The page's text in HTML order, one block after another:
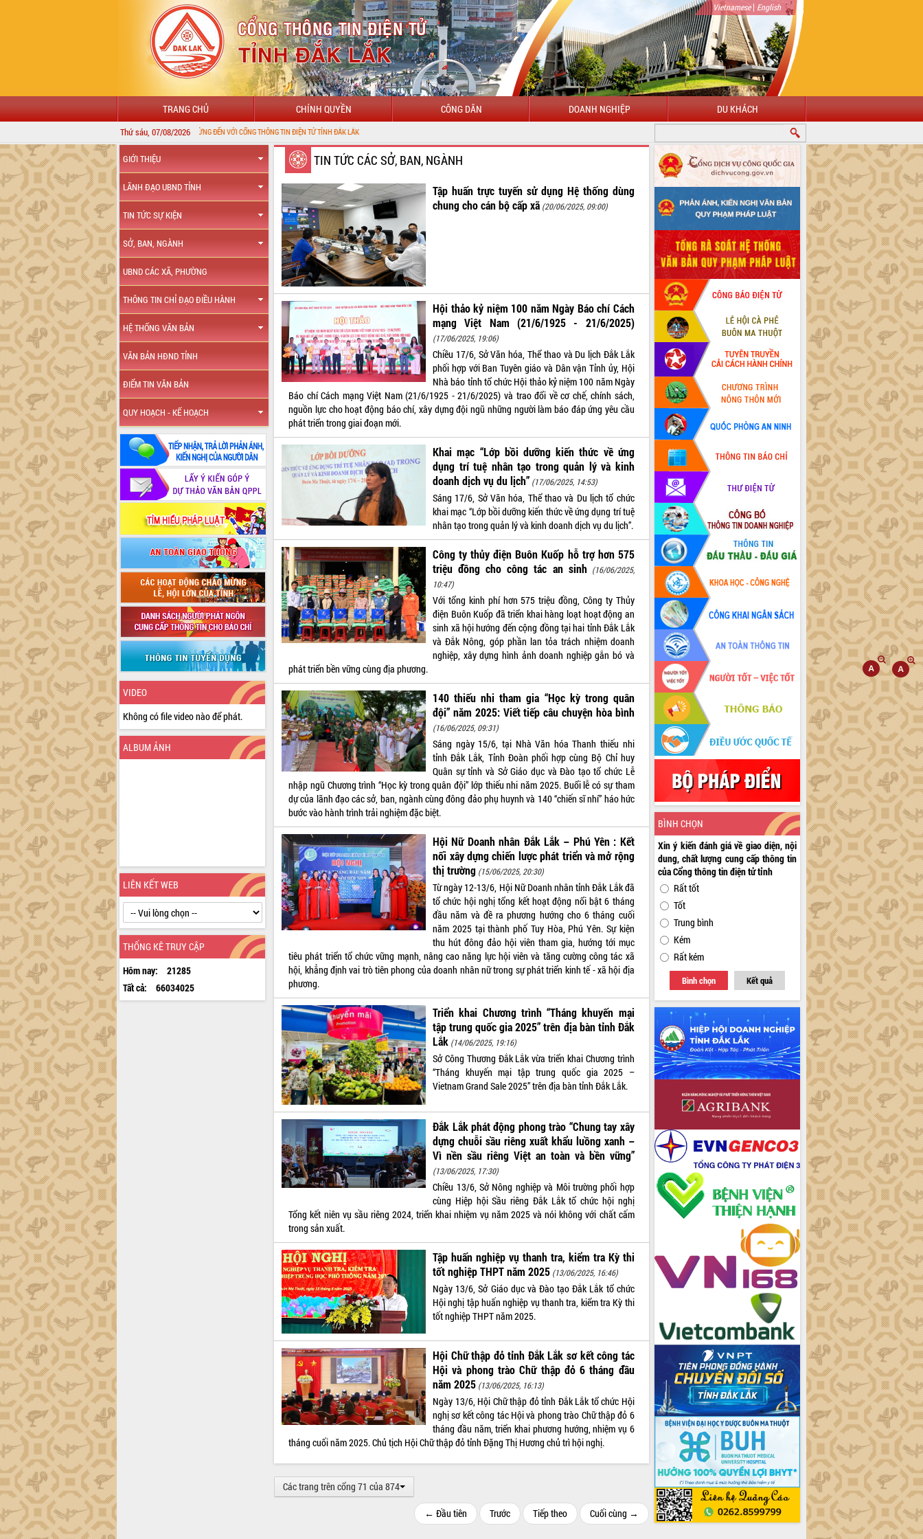
Vietnamese| English
TRANG CHỦ CHÍNH QUYỀN CÔNG DÂN DOANH NGHIỆP DU KHÁCH
Thứ sáu, 07/08/2026
CHÀO MỪNG ĐẾN VỚI CỔNG THÔNG TIN ĐIỆN TỬ TỈNH ĐẮK LẮK
GIỚI THIỆU
LÃNH ĐẠO UBND TỈNH
TIN TỨC SỰ KIỆN
SỞ, BAN, NGÀNH
UBND CÁC XÃ, PHƯỜNG
THÔNG TIN CHỈ ĐẠO ĐIỀU HÀNH
HỆ THỐNG VĂN BẢN
VĂN BẢN HĐND TỈNH
ĐIỂM TIN VĂN BẢN
QUY HOẠCH - KẾ HOẠCH
VIDEO
Không có file video nào để phát.
ALBUM ẢNH
LIÊN KẾT WEB
THỐNG KÊ TRUY CẬP
Hôm nay:
21285
Tất cả:
66034025
TIN TỨC CÁC SỞ, BAN, NGÀNH
Tập huấn trực tuyến sử dụng Hệ thống dùng
chung cho cán bộ cấp xã (20/06/2025, 09:00)
Hội thảo kỷ niệm 100 năm Ngày Báo chí Cách
mạng Việt Nam (21/6/1925 - 21/6/2025)
(17/06/2025, 19:06)
Chiều 17/6, Sở Văn hóa, Thể thao và Du lịch Đắk Lắk
phối hợp với Ban Tuyên giáo và Dân vận Tỉnh ủy, Hội
Nhà báo tỉnh tổ chức Hội thảo kỷ niệm 100 năm Ngày
Báo chí Cách mạng Việt Nam (21/6/1925 - 21/6/2025) và trao đổi về cơ chế, chính sách,
nguồn lực cho hoạt động báo chí, xây dựng đội ngũ những người làm báo đáp ứng yêu cầu
phát triển trong giai đoạn mới.
Khai mạc “Lớp bồi dưỡng kiến thức về ứng
dụng trí tuệ nhân tạo trong quản lý và kinh
doanh dịch vụ du lịch” (17/06/2025, 14:53)
Sáng 17/6, Sở Văn hóa, Thể thao và Du lịch tổ chức
khai mạc “Lớp bồi dưỡng kiến thức về ứng dụng trí tuệ
nhân tạo trong quản lý và kinh doanh dịch vụ du lịch”.
Công ty thủy điện Buôn Kuốp hỗ trợ hơn 575
triệu đồng cho công tác an sinh (16/06/2025,
10:47)
Với tổng kinh phí hơn 575 triệu đồng, Công ty Thủy
điện Buôn Kuốp đã triển khai hàng loạt hoạt động an
sinh xã hội hướng đến cộng đồng tại hai tỉnh Đắk Lắk
và Đắk Nông, góp phần lan tỏa trách nhiệm doanh
nghiệp, xây dựng hình ảnh doanh nghiệp gắn bó và
phát triển bền vững cùng địa phương.
140 thiếu nhi tham gia “Học kỳ trong quân
đội” năm 2025: Viết tiếp câu chuyện hòa bình
(16/06/2025, 09:31)
Sáng ngày 15/6, tại Nhà Văn hóa Thanh thiếu nhi
tỉnh Đắk Lắk, Tỉnh Đoàn phối hợp cùng Bộ Chỉ huy
Quân sự tỉnh và Sở Giáo dục và Đào tạo tổ chức Lễ
nhập ngũ Chương trình “Học kỳ trong quân đội” lớp thiếu nhi năm 2025. Buổi lễ có sự tham
dự của lãnh đạo các sở, ban, ngành cùng đông đảo phụ huynh và 140 “chiến sĩ nhí” háo hức
bước vào hành trình trải nghiệm đặc biệt.
Hội Nữ Doanh nhân Đắk Lắk – Phú Yên : Kết
nối xây dựng chiến lược phát triển và mở rộng
thị trường (15/06/2025, 20:30)
Từ ngày 12-13/6, Hội Nữ Doanh nhân tỉnh Đắk Lắk đã
tổ chức hội nghị tổng kết hoạt động nổi bật 6 tháng
đầu năm và đề ra phương hướng cho 6 tháng cuối
năm 2025 tại thành phố Tuy Hòa, Phú Yên. Sự kiện
thu hút đông đảo hội viên tham gia, hướng tới mục
tiêu phát triển tổ chức vững mạnh, nâng cao năng lực hội viên và tăng cường công tác xã
hội, khẳng định vai trò tiên phong của doanh nhân nữ trong sự phát triển kinh tế - xã hội địa
phương.
Triển khai Chương trình “Tháng khuyến mại
tập trung quốc gia 2025” trên địa bàn tỉnh Đắk
Lắk (14/06/2025, 19:16)
Sở Công Thương Đắk Lắk vừa triển khai Chương trình
“Tháng khuyến mại tập trung quốc gia 2025 –
Vietnam Grand Sale 2025” trên địa bàn tỉnh Đắk Lắk.
Đắk Lắk phát động phong trào “Chung tay xây
dựng chuỗi sầu riêng xuất khẩu luồng xanh –
Vì nền sầu riêng Việt an toàn và bền vững”
(13/06/2025, 17:30)
Chiều 13/6, Sở Nông nghiệp và Môi trường phối hợp
cùng Hiệp hội Sầu riêng Đắk Lắk tổ chức hội nghị
Tổng kết niên vụ sầu riêng 2024, triển khai nhiệm vụ năm 2025 và nói không với chất cấm
trong sản xuất.
Tập huấn nghiệp vụ thanh tra, kiểm tra Kỳ thi
tốt nghiệp THPT năm 2025 (13/06/2025, 16:46)
Ngày 13/6, Sở Giáo dục và Đào tạo Đắk Lắk tổ chức
Hội nghị tập huấn nghiệp vụ thanh tra, kiểm tra Kỳ thi
tốt nghiệp THPT năm 2025.
Hội Chữ thập đỏ tỉnh Đắk Lắk sơ kết công tác
Hội và phong trào Chữ thập đỏ 6 tháng đầu
năm 2025 (13/06/2025, 16:13)
Ngày 13/6, Hội Chữ thập đỏ tỉnh Đắk Lắk tổ chức Hội
nghị sơ kết công tác Hội và phong trào Chữ thập đỏ 6
tháng đầu năm, triển khai phương hướng, nhiệm vụ 6
tháng cuối năm 2025. Chủ tịch Hội Chữ thập đỏ tỉnh Đặng Thị Hương chủ trì hội nghị.
Các trang trên cổng 71 của 874
← Đầu tiên Trước Tiếp theo Cuối cùng →
BÌNH CHỌN
Xin ý kiến đánh giá về giao diện, nội
dung, chất lượng cung cấp thông tin
của Cổng thông tin điện tử tỉnh
Rất tốt
Tốt
Trung bình
Kém
Rất kém
Bình chọn Kết quả